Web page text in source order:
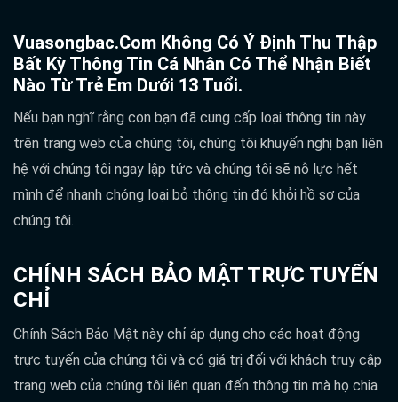
Vuasongbac.com Không Có Ý Định Thu Thập
Bất Kỳ Thông Tin Cá Nhân Có Thể Nhận Biết
Nào Từ Trẻ Em Dưới 13 Tuổi.
Nếu bạn nghĩ rằng con bạn đã cung cấp loại thông tin này
trên trang web của chúng tôi, chúng tôi khuyến nghị bạn liên
hệ với chúng tôi ngay lập tức và chúng tôi sẽ nỗ lực hết
mình để nhanh chóng loại bỏ thông tin đó khỏi hồ sơ của
chúng tôi.
CHÍNH SÁCH BẢO MẬT TRỰC TUYẾN
CHỈ
Chính Sách Bảo Mật này chỉ áp dụng cho các hoạt động
trực tuyến của chúng tôi và có giá trị đối với khách truy cập
trang web của chúng tôi liên quan đến thông tin mà họ chia